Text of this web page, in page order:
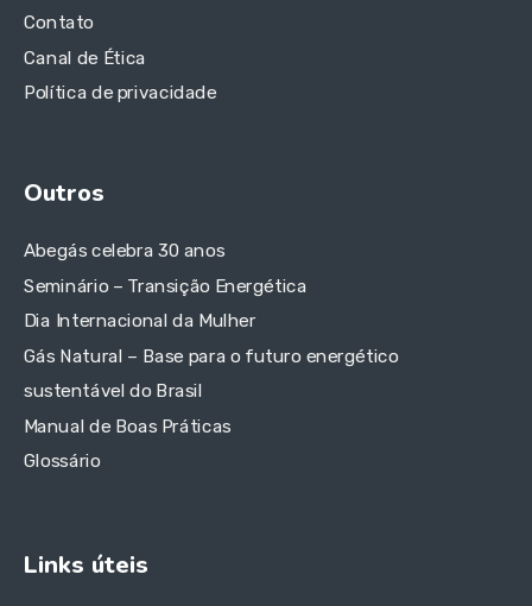
Contato
Canal de Ética
Política de privacidade
Outros
Abegás celebra 30 anos
Seminário – Transição Energética
Dia Internacional da Mulher
Gás Natural – Base para o futuro energético
sustentável do Brasil
Manual de Boas Práticas
Glossário
Links úteis